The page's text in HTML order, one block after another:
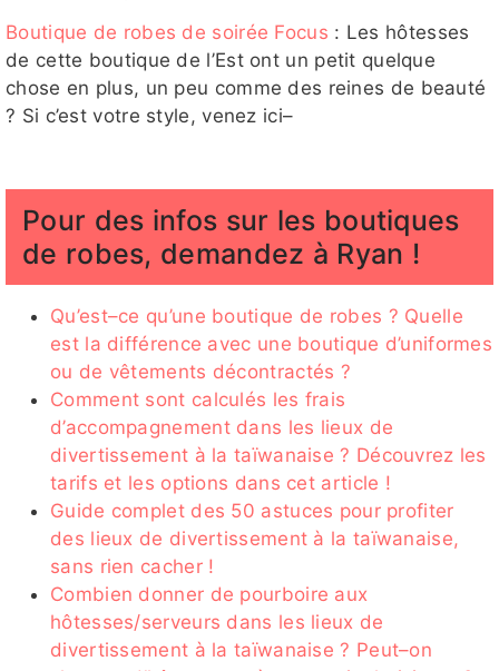
Boutique de robes de soirée Focus : Les hôtesses
de cette boutique de l’Est ont un petit quelque
chose en plus, un peu comme des reines de beauté
? Si c’est votre style, venez ici–
Pour des infos sur les boutiques
de robes, demandez à Ryan !
Qu’est–ce qu’une boutique de robes ? Quelle
est la différence avec une boutique d’uniformes
ou de vêtements décontractés ?
Comment sont calculés les frais
d’accompagnement dans les lieux de
divertissement à la taïwanaise ? Découvrez les
tarifs et les options dans cet article !
Guide complet des 50 astuces pour profiter
des lieux de divertissement à la taïwanaise,
sans rien cacher !
Combien donner de pourboire aux
hôtesses/serveurs dans les lieux de
divertissement à la taïwanaise ? Peut–on